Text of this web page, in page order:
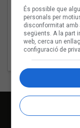
Cançons
1 - Primavera!
2 - Control
3 - Brisa
És possible que
personals per
disconformitat
següents. A la part
web, cerca un
configuració de